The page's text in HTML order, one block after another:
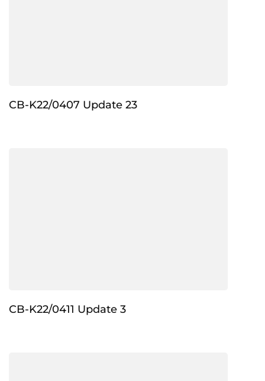
CB-K22/0407 Update 23
CB-K22/0411 Update 3